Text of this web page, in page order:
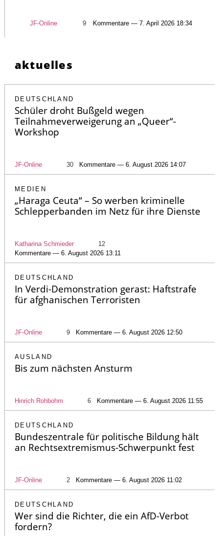
JF-Online 9 Kommentare — 7. April 2026 18:34
aktuelles
DEUTSCHLAND
Schüler droht Bußgeld wegen
Teilnahmeverweigerung an „Queer“-
Workshop
JF-Online 30 Kommentare — 6. August 2026 14:07
MEDIEN
„Haraga Ceuta“ – So werben kriminelle
Schlepperbanden im Netz für ihre Dienste
Katharina Schmieder
12
Kommentare — 6. August 2026 13:11
DEUTSCHLAND
In Verdi-Demonstration gerast: Haftstrafe
für afghanischen Terroristen
JF-Online 9 Kommentare — 6. August 2026 12:50
AUSLAND
Bis zum nächsten Ansturm
Hinrich Rohbohm 6 Kommentare — 6. August 2026 11:55
DEUTSCHLAND
Bundeszentrale für politische Bildung hält
an Rechtsextremismus-Schwerpunkt fest
JF-Online 2 Kommentare — 6. August 2026 11:02
DEUTSCHLAND
Wer sind die Richter, die ein AfD-Verbot
fordern?